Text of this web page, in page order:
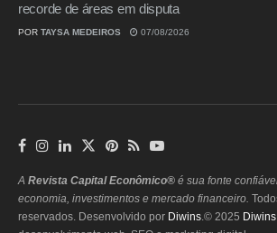
recorde de áreas em disputa
POR TAYSA MEDEIROS 07/08/2026
A Revista Capital Econômico® é sua fonte
economia, investimentos e mercado financeiro.
reservados. Desenvolvido por Diwins.© 2025 Diwins